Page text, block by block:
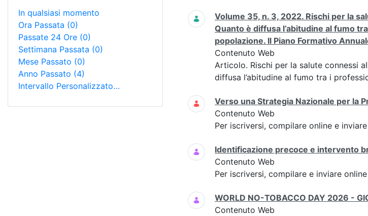
In qualsiasi momento
Ora Passata (0)
Passate 24 Ore (0)
Settimana Passata (0)
Mese Passato (0)
Anno Passato (4)
Intervallo Personalizzato…
Volume 35, n. 3, 2022. Rischi per la
Quanto è diffusa l’abitudine al fumo
popolazione. Il Piano Formativo
Contenuto Web
Articolo. Rischi per la salute connessi
diffusa l’abitudine al fumo tra i
Verso una Strategia Nazionale per la
Contenuto Web
Per iscriversi, compilare online e
Identificazione precoce e intervento
Contenuto Web
Per iscriversi, compilare e inviare
WORLD NO-TOBACCO DAY 2026 -
Contenuto Web